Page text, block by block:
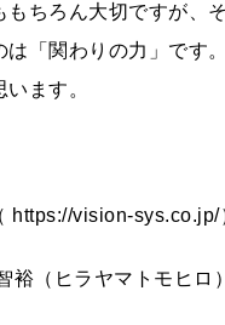
もちろん⼤切ですが、
は「関わりの⼒」です
ます。
https://vision-sys.co.jp/
裕（ヒラヤマトモヒロ）